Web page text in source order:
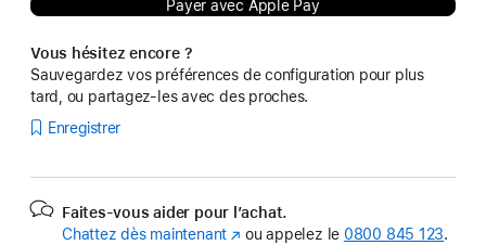
Payer avec Apple Pay
Vous hésitez encore ?
Sauvegardez vos préférences de configuration pour plus
tard, ou partagez-les avec des proches.
Enregistrer
Faites-vous aider pour l’achat.
Chattez dès maintenant (s’ouvre
ou appelez le 0800 845 123.